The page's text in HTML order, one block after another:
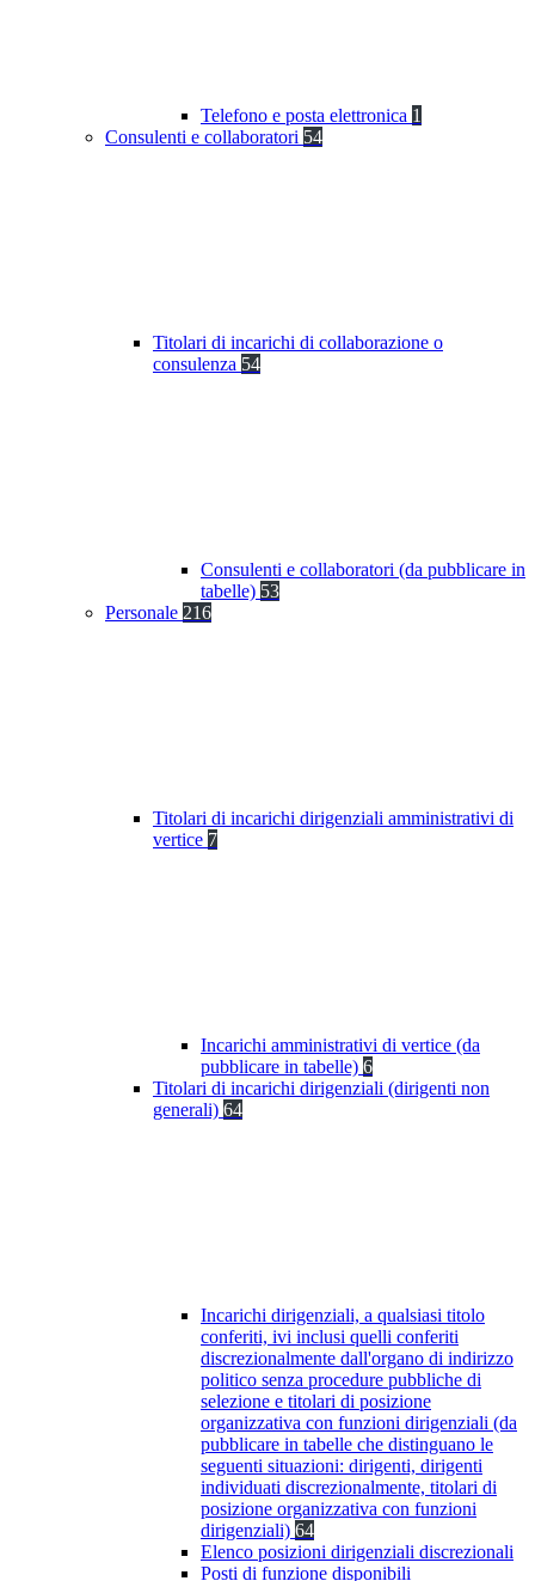
Telefono e posta elettronica 1
Consulenti e collaboratori 54
Titolari di incarichi di collaborazione o
consulenza 54
Consulenti e collaboratori (da pubblicare in
tabelle) 53
Personale 216
Titolari di incarichi dirigenziali amministrativi di
vertice 7
Incarichi amministrativi di vertice (da
pubblicare in tabelle) 6
Titolari di incarichi dirigenziali (dirigenti non
generali) 64
Incarichi dirigenziali, a qualsiasi titolo
conferiti, ivi inclusi quelli conferiti
discrezionalmente dall'organo di indirizzo
politico senza procedure pubbliche di
selezione e titolari di posizione
organizzativa con funzioni dirigenziali (da
pubblicare in tabelle che distinguano le
seguenti situazioni: dirigenti, dirigenti
individuati discrezionalmente, titolari di
posizione organizzativa con funzioni
dirigenziali) 64
Elenco posizioni dirigenziali discrezionali
Posti di funzione disponibili